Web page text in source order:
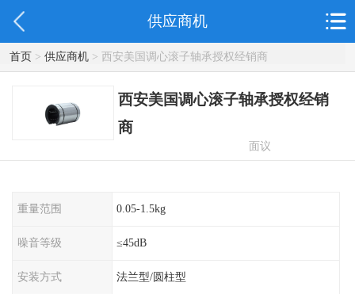
供应商机
首页> 供应商机> 西安美国调心滚子轴承授权经销商
西安美国调心滚子轴承授权经销
商
面议
重量范围 0.05-1.5kg
噪音等级 ≤45dB
安装方式 法兰型/圆柱型